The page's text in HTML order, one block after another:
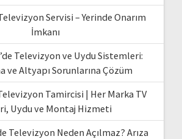
Servisi – Yerinde Onarım
İmkanı
Televizyon ve Uydu Sistemleri:
ve Altyapı Sorunlarına Çözüm
Tamircisi | Her Marka TV
Uydu ve Montaj Hizmeti
Televizyon Neden Açılmaz? Arıza